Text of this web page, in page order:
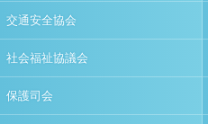
交通安全協会
社会福祉協議会
保護司会